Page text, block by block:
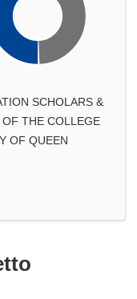
SCHOLARS &
THE COLLEGE
OF QUEEN